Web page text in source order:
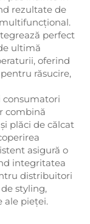
rezultate de
perfect
ultimă
oferind
răsucire,
consumatori
combină
plăci de călcat
asigură o
integritatea
distribuitori
styling,
ale pieței.